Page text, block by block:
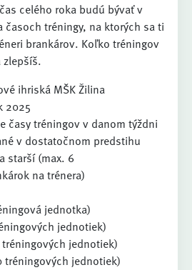
celého roka budú bývať v
časoch tréningy, na ktorých sa ti
brankárov. Koľko tréningov
ihriská MŠK Žilina
2025
časy tréningov v danom týždni
v dostatočnom predstihu
starší (max. 6
na trénera)
jednotka)
jednotiek)
tréningových jednotiek)
tréningových jednotiek)